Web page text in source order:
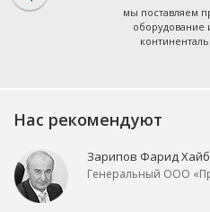
мы поставляем
оборудование
Нас рекомендуют
Зарипов Фарид
Генеральный ООО